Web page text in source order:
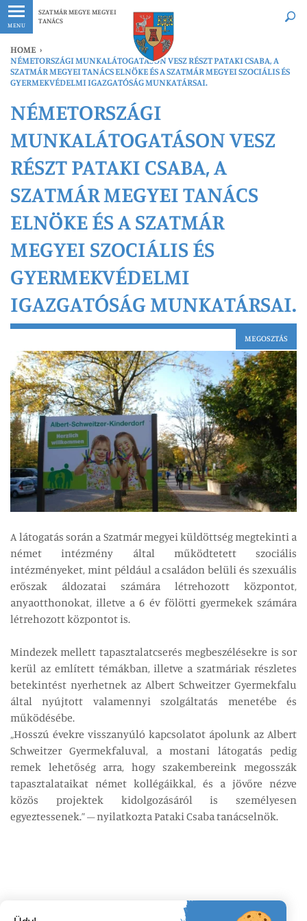
MENU
SZATMÁR MEGYE MEGYEI
TANÁCS
Legfrissebb Bármikor
HOME ›
NÉMETORSZÁGI MUNKALÁTOGATÁSON VESZ RÉSZT PATAKI CSABA, A
SZATMÁR MEGYEI TANÁCS ELNÖKE ÉS A SZATMÁR MEGYEI SZOCIÁLIS ÉS
GYERMEKVÉDELMI IGAZGATÓSÁG MUNKATÁRSAI.
NÉMETORSZÁGI
MUNKALÁTOGATÁSON VESZ
RÉSZT PATAKI CSABA, A
SZATMÁR MEGYEI TANÁCS
ELNÖKE ÉS A SZATMÁR
MEGYEI SZOCIÁLIS ÉS
GYERMEKVÉDELMI
IGAZGATÓSÁG MUNKATÁRSAI.
MEGOSZTÁS
A látogatás során a Szatmár megyei küldöttség megtekinti a
német intézmény által működtetett szociális
intézményeket, mint például a családon belüli és szexuális
erőszak áldozatai számára létrehozott központot,
anyaotthonokat, illetve a 6 év fölötti gyermekek számára
létrehozott központot is.
Mindezek mellett tapasztalatcserés megbeszélésekre is sor
kerül az említett témákban, illetve a szatmáriak részletes
betekintést nyerhetnek az Albert Schweitzer Gyermekfalu
által nyújtott valamennyi szolgáltatás menetébe és
működésébe.
„Hosszú évekre visszanyúló kapcsolatot ápolunk az Albert
Schweitzer Gyermekfaluval, a mostani látogatás pedig
remek lehetőség arra, hogy szakembereink megosszák
tapasztalataikat német kollégáikkal, és a jövőre nézve
közös projektek kidolgozásáról is személyesen
egyeztessenek.” – nyilatkozta Pataki Csaba tanácselnök.